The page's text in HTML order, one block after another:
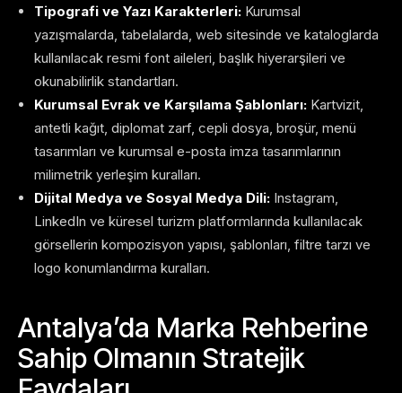
Tipografi ve Yazı Karakterleri: Kurumsal
yazışmalarda, tabelalarda, web sitesinde ve kataloglarda
kullanılacak resmi font aileleri, başlık hiyerarşileri ve
okunabilirlik standartları.
Kurumsal Evrak ve Karşılama Şablonları: Kartvizit,
antetli kağıt, diplomat zarf, cepli dosya, broşür, menü
tasarımları ve kurumsal e-posta imza tasarımlarının
milimetrik yerleşim kuralları.
Dijital Medya ve Sosyal Medya Dili: Instagram,
LinkedIn ve küresel turizm platformlarında kullanılacak
görsellerin kompozisyon yapısı, şablonları, filtre tarzı ve
logo konumlandırma kuralları.
Antalya’da Marka Rehberine
Sahip Olmanın Stratejik